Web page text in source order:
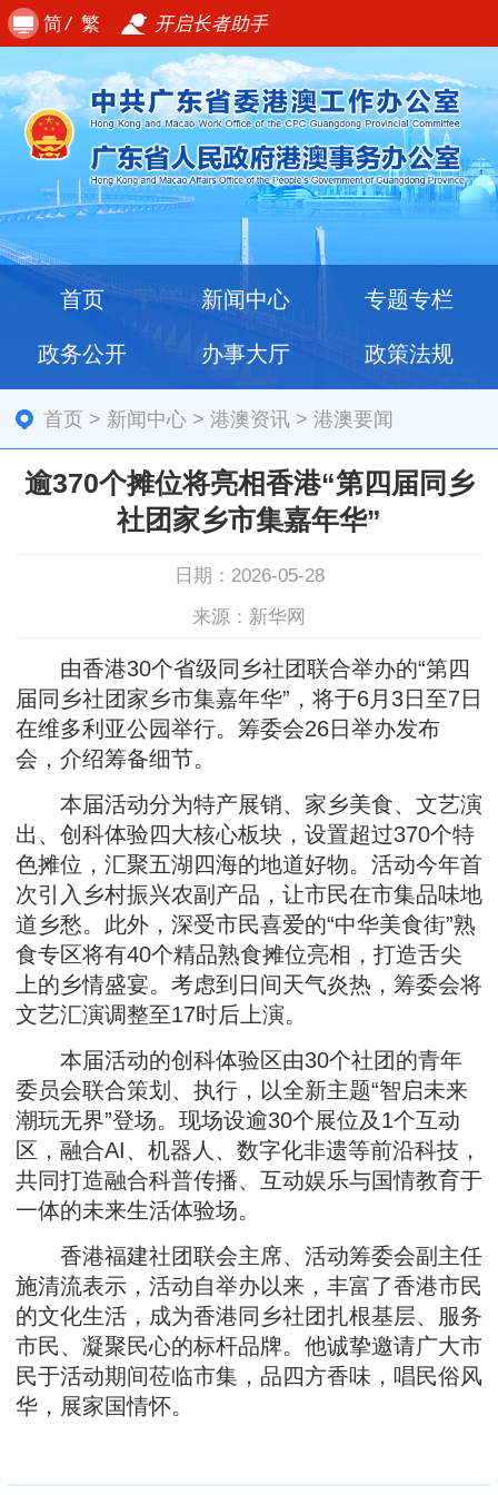
简/ 繁 开启长者助手
首页 新闻中心 专题专栏
政务公开 办事大厅 政策法规
首页 > 新闻中心 >港澳资讯 >港澳要闻
逾370个摊位将亮相香港“第四届同乡
社团家乡市集嘉年华”
日期：2026-05-28
来源：新华网
由香港30个省级同乡社团联合举办的“第四
届同乡社团家乡市集嘉年华”，将于6月3日至7日
在维多利亚公园举行。筹委会26日举办发布
会，介绍筹备细节。
本届活动分为特产展销、家乡美食、文艺演
出、创科体验四大核心板块，设置超过370个特
色摊位，汇聚五湖四海的地道好物。活动今年首
次引入乡村振兴农副产品，让市民在市集品味地
道乡愁。此外，深受市民喜爱的“中华美食街”熟
食专区将有40个精品熟食摊位亮相，打造舌尖
上的乡情盛宴。考虑到日间天气炎热，筹委会将
文艺汇演调整至17时后上演。
本届活动的创科体验区由30个社团的青年
委员会联合策划、执行，以全新主题“智启未来
潮玩无界”登场。现场设逾30个展位及1个互动
区，融合AI、机器人、数字化非遗等前沿科技，
共同打造融合科普传播、互动娱乐与国情教育于
一体的未来生活体验场。
香港福建社团联会主席、活动筹委会副主任
施清流表示，活动自举办以来，丰富了香港市民
的文化生活，成为香港同乡社团扎根基层、服务
市民、凝聚民心的标杆品牌。他诚挚邀请广大市
民于活动期间莅临市集，品四方香味，唱民俗风
华，展家国情怀。